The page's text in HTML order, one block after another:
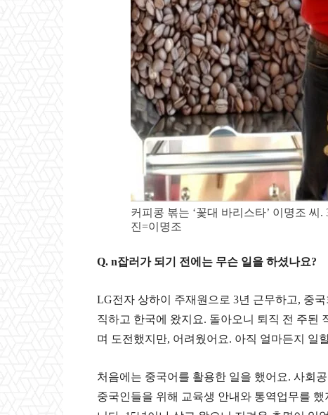
커피콩 볶는 ‘꽃대 바리스타’ 이명조
진=이명조
Q. n잡러가 되기 전에는 무슨 일을 하셨나요?
LG전자 상하이 주재원으로 3년 근무하고, 중국
직하고 한국에 왔지요. 돌아오니 퇴직 전 주된
며 도전했지만, 어려웠어요. 아직 얼마든지 일
처음에는 중국어를 활용한 일을 했어요. 사회
중국인들을 위해 교육생 안내와 통역업무를